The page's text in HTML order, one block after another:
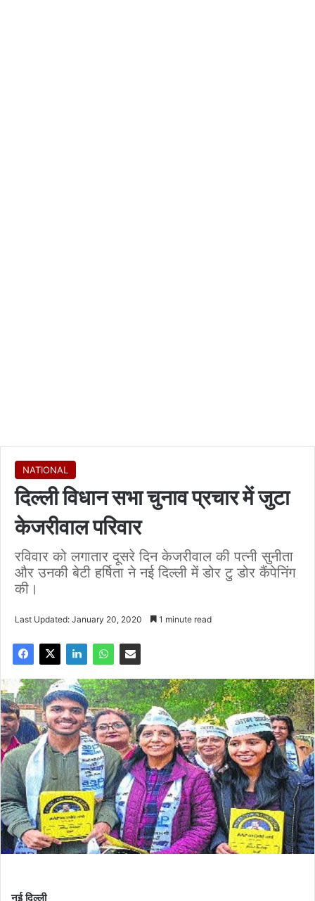
NATIONAL
दिल्ली विधान सभा चुनाव प्रचार में जुटा
केजरीवाल परिवार
रविवार को लगातार दूसरे दिन केजरीवाल की पत्नी सुनीता
और उनकी बेटी हर्षिता ने नई दिल्ली में डोर टु डोर कैंपेनिंग
की।
Last Updated: January 20, 2020 1 minute read
नई दिल्ली